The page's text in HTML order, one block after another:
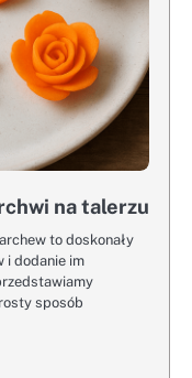
na talerzu
to doskonały
i dodanie im
sposób